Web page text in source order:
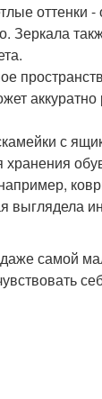
оттенки -
Зеркала
аккуратно
с
выглядела
самой